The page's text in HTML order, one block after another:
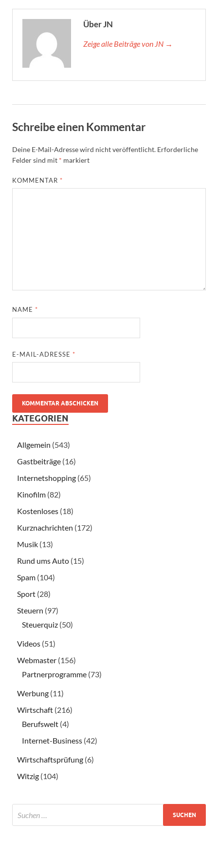
Über JN
Zeige alle Beiträge von JN →
Schreibe einen Kommentar
Deine E-Mail-Adresse wird nicht veröffentlicht. Erforderliche
Felder sind mit * markiert
KOMMENTAR *
NAME *
E-MAIL-ADRESSE *
KATEGORIEN
Allgemein (543)
Gastbeiträge (16)
Internetshopping (65)
Kinofilm (82)
Kostenloses (18)
Kurznachrichten (172)
Musik (13)
Rund ums Auto (15)
Spam (104)
Sport (28)
Steuern (97)
Steuerquiz (50)
Videos (51)
Webmaster (156)
Partnerprogramme (73)
Werbung (11)
Wirtschaft (216)
Berufswelt (4)
Internet-Business (42)
Wirtschaftsprüfung (6)
Witzig (104)